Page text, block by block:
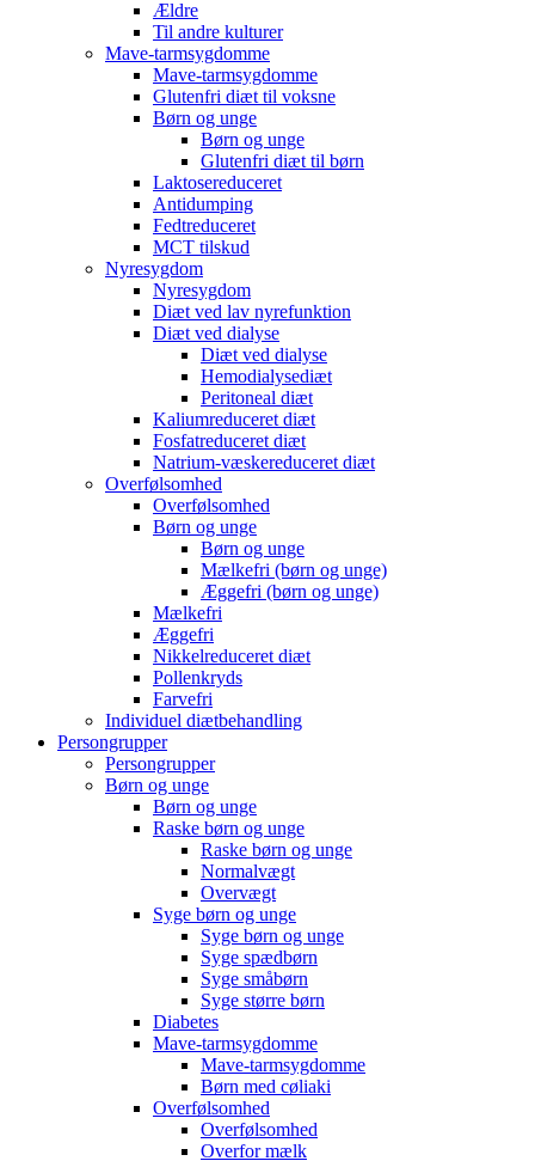
Ældre
Til andre kulturer
Mave-tarmsygdomme
Mave-tarmsygdomme
Glutenfri diæt til voksne
Børn og unge
Børn og unge
Glutenfri diæt til børn
Laktosereduceret
Antidumping
Fedtreduceret
MCT tilskud
Nyresygdom
Nyresygdom
Diæt ved lav nyrefunktion
Diæt ved dialyse
Diæt ved dialyse
Hemodialysediæt
Peritoneal diæt
Kaliumreduceret diæt
Fosfatreduceret diæt
Natrium-væskereduceret diæt
Overfølsomhed
Overfølsomhed
Børn og unge
Børn og unge
Mælkefri (børn og unge)
Æggefri (børn og unge)
Mælkefri
Æggefri
Nikkelreduceret diæt
Pollenkryds
Farvefri
Individuel diætbehandling
Persongrupper
Persongrupper
Børn og unge
Børn og unge
Raske børn og unge
Raske børn og unge
Normalvægt
Overvægt
Syge børn og unge
Syge børn og unge
Syge spædbørn
Syge småbørn
Syge større børn
Diabetes
Mave-tarmsygdomme
Mave-tarmsygdomme
Børn med cøliaki
Overfølsomhed
Overfølsomhed
Overfor mælk